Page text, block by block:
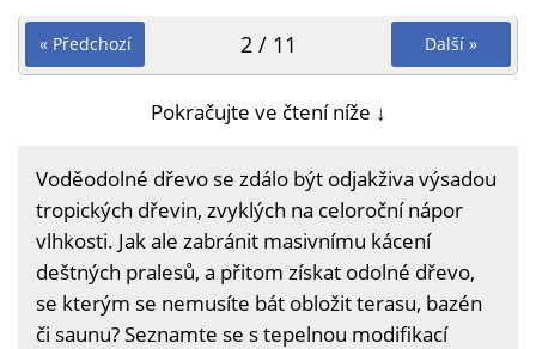
« Předchozí Další »
2 / 11
Pokračujte ve čtení níže ↓
Voděodolné dřevo se zdálo být odjakživa výsadou
tropických dřevin, zvyklých na celoroční nápor
vlhkosti. Jak ale zabránit masivnímu kácení
deštných pralesů, a přitom získat odolné dřevo,
se kterým se nemusíte bát obložit terasu, bazén
či saunu? Seznamte se s tepelnou modifikací